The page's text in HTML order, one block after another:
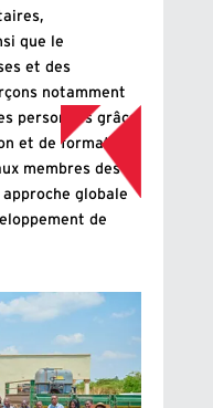
que le
et des
notamment
personnes grâce
et de formation
membres des
globale
de